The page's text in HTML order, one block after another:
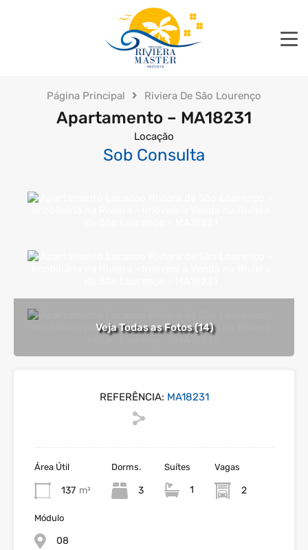
Página Principal Riviera De São Lourenço
Apartamento – MA18231
Locação
Sob Consulta
Veja Todas as Fotos (14)
REFERÊNCIA: MA18231
Dorms.
3
Vagas
2
Área Útil
137 m²
Suítes
1
Módulo
08